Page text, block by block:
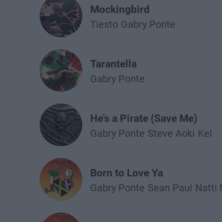
Mockingbird
Tiesto Gabry Ponte
Tarantella
Gabry Ponte
He's a Pirate (Save Me)
Gabry Ponte Steve Aoki Kel
Born to Love Ya
Gabry Ponte Sean Paul Natti